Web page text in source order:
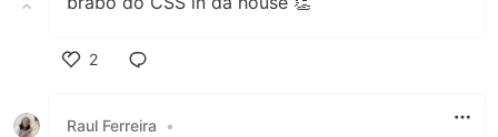
2
Raul Ferreira
•